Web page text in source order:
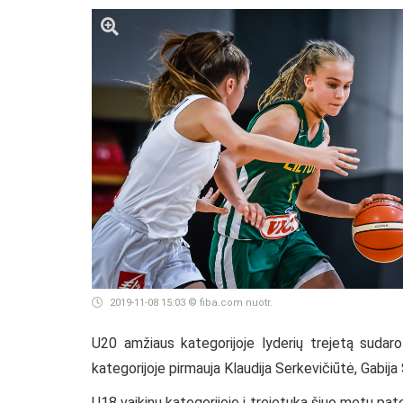
2019-11-08 15:03 © fiba.com nuotr.
U20 amžiaus kategorijoje lyderių trejetą
kategorijoje pirmauja Klaudija Serkevičiūtė,